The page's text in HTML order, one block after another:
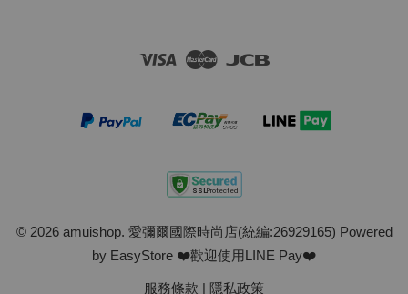
Visa Master
© 2026 amuishop. 愛彌爾國際時尚店(統編:26929165) Powered
by EasyStore ❤️歡迎使用LINE Pay❤️
服務條款 | 隱私政策